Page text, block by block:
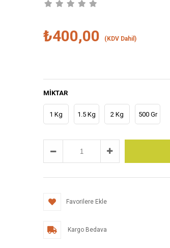
₺400,00 (KDV Dahil)
MIKTAR
1 Kg 1.5 Kg 2 Kg 500 Gr
Favorilere Ekle
Kargo Bedava